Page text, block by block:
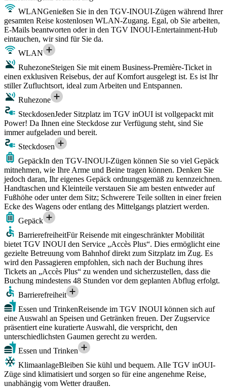
WLANGenießen Sie in den TGV-INOUI-Zügen während Ihrer
gesamten Reise kostenlosen WLAN-Zugang. Egal, ob Sie arbeiten,
E-Mails beantworten oder in den TGV INOUI-Entertainment-Hub
eintauchen, wir sind für Sie da.
WLAN
RuhezoneSteigen Sie mit einem Business-Première-Ticket in
einen exklusiven Reisebus, der auf Komfort ausgelegt ist. Es ist Ihr
stiller Zufluchtsort, ideal zum Arbeiten und Entspannen.
Ruhezone
SteckdosenJeder Sitzplatz im TGV inOUI ist vollgepackt mit
Power! Da Ihnen eine Steckdose zur Verfügung steht, sind Sie
immer aufgeladen und bereit.
Steckdosen
GepäckIn den TGV-INOUI-Zügen können Sie so viel Gepäck
mitnehmen, wie Ihre Arme und Beine tragen können. Denken Sie
jedoch daran, Ihr eigenes Gepäck ordnungsgemäß zu kennzeichnen.
Handtaschen und Kleinteile verstauen Sie am besten entweder auf
Fußhöhe oder unter dem Sitz; Schwerere Teile sollten in einer freien
Ecke des Wagens oder entlang des Mittelgangs platziert werden.
Gepäck
BarrierefreiheitFür Reisende mit eingeschränkter Mobilität
bietet TGV INOUI den Service „Accès Plus“. Dies ermöglicht eine
gezielte Betreuung vom Bahnhof direkt zum Sitzplatz im Zug. Es
wird den Passagieren empfohlen, sich nach der Buchung ihres
Tickets an „Accès Plus“ zu wenden und sicherzustellen, dass die
Buchung mindestens 48 Stunden vor dem geplanten Abflug erfolgt.
Barrierefreiheit
Essen und TrinkenReisende im TGV INOUI können sich auf
eine Auswahl an Speisen und Getränken freuen. Der Zugservice
präsentiert eine kuratierte Auswahl, die verspricht, den
unterschiedlichsten Gaumen gerecht zu werden.
Essen und Trinken
KlimaanlageBleiben Sie kühl und bequem. Alle TGV inOUI-
Züge sind klimatisiert und sorgen so für eine angenehme Reise,
unabhängig vom Wetter draußen.